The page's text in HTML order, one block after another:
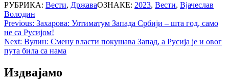
РУБРИКА: Вести, ДржаваОЗНАКЕ: 2023, Вести, Вјачеслав
Володин
Post
navigation
Previous: Захарова: Ултиматум Запада Србији – шта год, само
не са Русијом!
Next: Вулин: Смену власти покушава Запад, а Русија је и овог
пута била са нама
Издвајамо